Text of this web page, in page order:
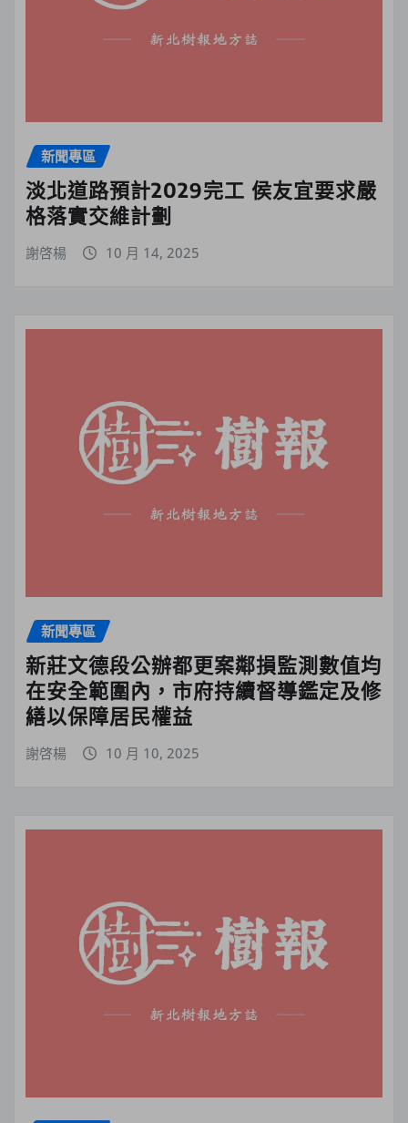
新聞專區
淡北道路預計2029完工 侯友宜要求嚴
格落實交維計劃
謝啓楊 10 月 14, 2025
新聞專區
新莊文德段公辦都更案鄰損監測數值均
在安全範圍內，市府持續督導鑑定及修
繕以保障居民權益
謝啓楊 10 月 10, 2025